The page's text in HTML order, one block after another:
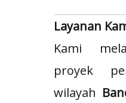
Layanan
Kami
proyek
wilayah